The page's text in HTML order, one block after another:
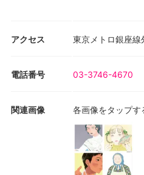
アクセス 東京メトロ銀座
電話番号 03-3746-4670
関連画像 各画像をタップす